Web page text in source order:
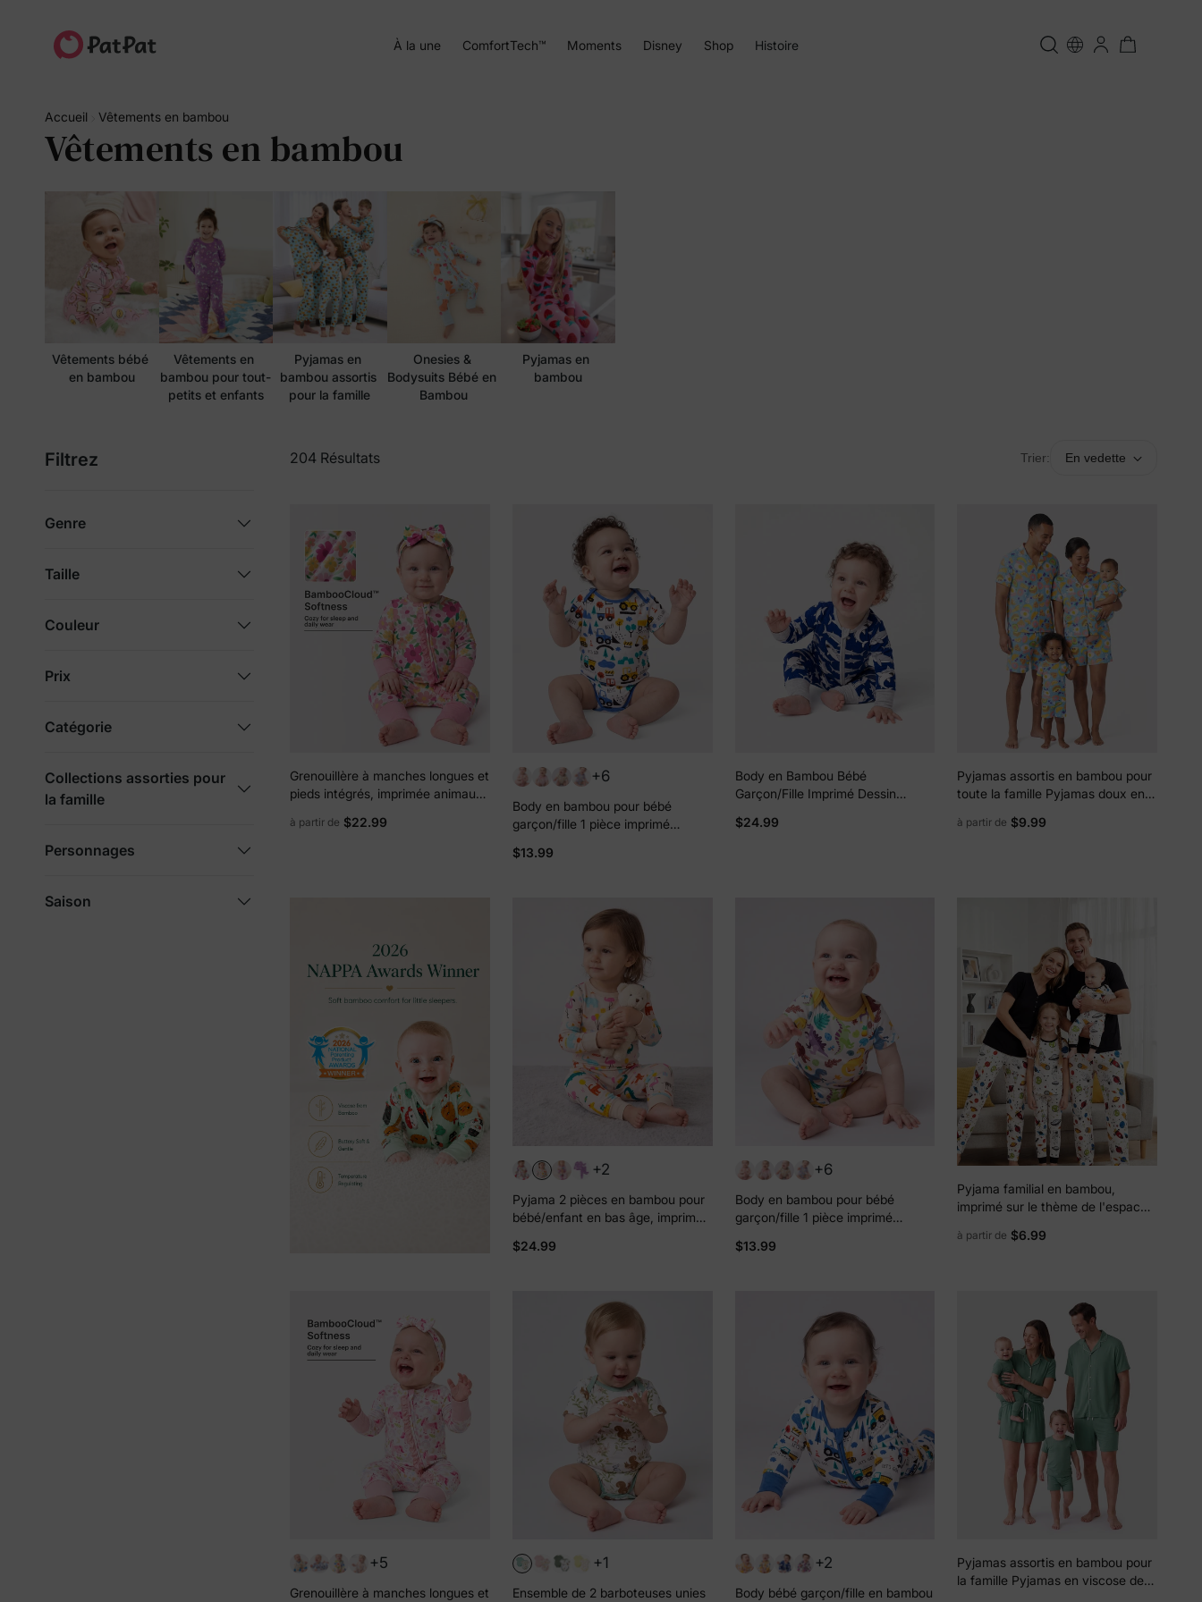
À la une ComfortTech™ Moments Disney Shop Histoire
Accueil Vêtements en bambou
Vêtements en bambou
Vêtements bébé
en bambou
Vêtements en
bambou pour tout-
petits et enfants
Pyjamas en
bambou assortis
pour la famille
Onesies &
Bodysuits Bébé en
Bambou
Pyjamas en
bambou
204 Résultats Trier: En vedette
Filtrez
Genre
Taille
Couleur
Prix
Catégorie
Collections assorties pour
la famille
Personnages
Saison
Grenouillère à manches longues et
pieds intégrés, imprimée animaux,
éclair double sens, antidérapante,
à partir de $22.99
+6
Body en bambou pour bébé
garçon/fille 1 pièce imprimé
$13.99
Body en Bambou Bébé
Garçon/Fille Imprimé Dessin
Antidérapant Manches Longues
$24.99
Pyjamas assortis en bambou pour
toute la famille Pyjamas doux en
femmes, enfants et tout-petits,
à partir de $9.99
+2
Pyjama 2 pièces en bambou pour
bébé/enfant en bas âge, imprimé
$24.99
+6
Body en bambou pour bébé
garçon/fille 1 pièce imprimé
$13.99
Pyjama familial en bambou,
imprimé sur le thème de l'espace,
manches courtes (ajusté pour les
à partir de $6.99
+5
Grenouillère à manches longues et
+1
Ensemble de 2 barboteuses unies
+2
Body bébé garçon/fille en bambou
Pyjamas assortis en bambou pour
la famille Pyjamas en viscose de